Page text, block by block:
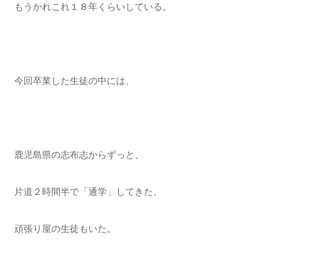
もうかれこれ１８年くらいしている。
今回卒業した生徒の中には、
鹿児島県の志布志からずっと、
片道２時間半で「通学」してきた、
頑張り屋の生徒もいた。